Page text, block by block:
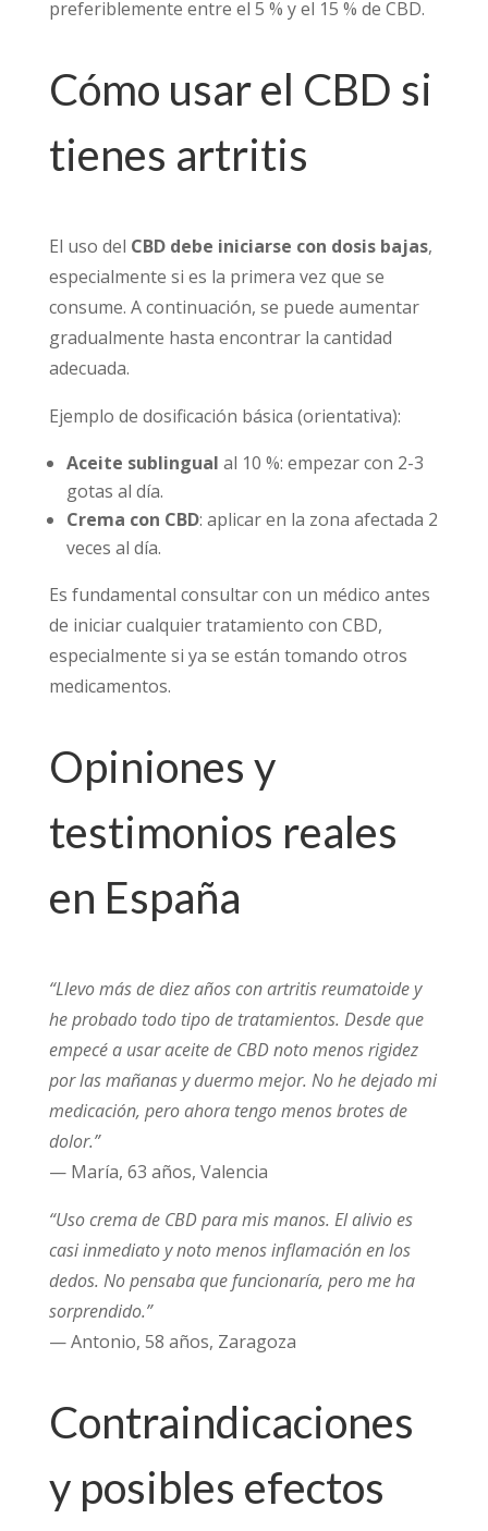
preferiblemente entre el 5 % y el 15 % de CBD.
Cómo usar el CBD si
tienes artritis
El uso del CBD debe iniciarse con dosis bajas,
especialmente si es la primera vez que se
consume. A continuación, se puede aumentar
gradualmente hasta encontrar la cantidad
adecuada.
Ejemplo de dosificación básica (orientativa):
Aceite sublingual al 10 %: empezar con 2-3
gotas al día.
Crema con CBD: aplicar en la zona afectada 2
veces al día.
Es fundamental consultar con un médico antes
de iniciar cualquier tratamiento con CBD,
especialmente si ya se están tomando otros
medicamentos.
Opiniones y
testimonios reales
en España
“Llevo más de diez años con artritis reumatoide y
he probado todo tipo de tratamientos. Desde que
empecé a usar aceite de CBD noto menos rigidez
por las mañanas y duermo mejor. No he dejado mi
medicación, pero ahora tengo menos brotes de
dolor.”
— María, 63 años, Valencia
“Uso crema de CBD para mis manos. El alivio es
casi inmediato y noto menos inflamación en los
dedos. No pensaba que funcionaría, pero me ha
sorprendido.”
— Antonio, 58 años, Zaragoza
Contraindicaciones
y posibles efectos